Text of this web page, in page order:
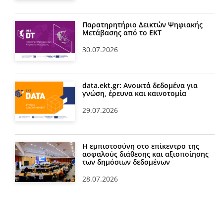
Παρατηρητήριο Δεικτών Ψηφιακής
Μετάβασης από το ΕΚΤ
30.07.2026
data.ekt.gr: Ανοικτά δεδομένα για
γνώση, έρευνα και καινοτομία
29.07.2026
Η εμπιστοσύνη στο επίκεντρο της
ασφαλούς διάθεσης και αξιοποίησης
των δημόσιων δεδομένων
28.07.2026